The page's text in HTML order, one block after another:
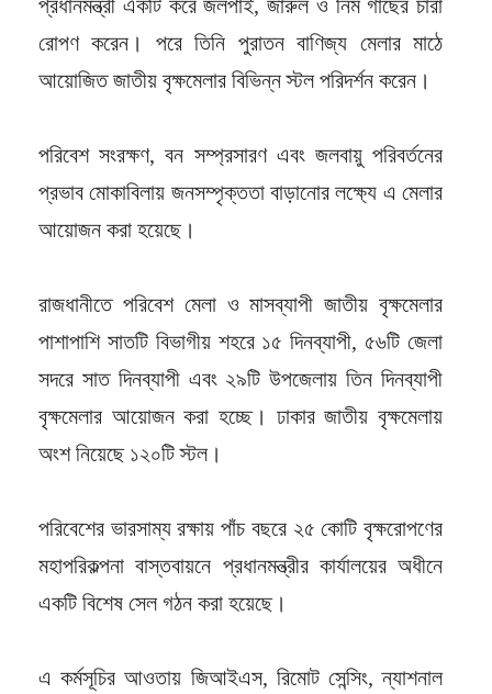
প্রধানমন্ত্রী একটি করে জলপাই, জারুল ও নিম গাছের চারা
রোপণ করেন। পরে তিনি পুরাতন বাণিজ্য মেলার মাঠে
আয়োজিত জাতীয় বৃক্ষমেলার বিভিন্ন স্টল পরিদর্শন করেন।
পরিবেশ সংরক্ষণ, বন সম্প্রসারণ এবং জলবায়ু পরিবর্তনের
প্রভাব মোকাবিলায় জনসম্পৃক্ততা বাড়ানোর লক্ষ্যে এ মেলার
আয়োজন করা হয়েছে।
রাজধানীতে পরিবেশ মেলা ও মাসব্যাপী জাতীয় বৃক্ষমেলার
পাশাপাশি সাতটি বিভাগীয় শহরে ১৫ দিনব্যাপী, ৫৬টি জেলা
সদরে সাত দিনব্যাপী এবং ২৯টি উপজেলায় তিন দিনব্যাপী
বৃক্ষমেলার আয়োজন করা হচ্ছে। ঢাকার জাতীয় বৃক্ষমেলায়
অংশ নিয়েছে ১২০টি স্টল।
পরিবেশের ভারসাম্য রক্ষায় পাঁচ বছরে ২৫ কোটি বৃক্ষরোপণের
মহাপরিকল্পনা বাস্তবায়নে প্রধানমন্ত্রীর কার্যালয়ের অধীনে
একটি বিশেষ সেল গঠন করা হয়েছে।
এ কর্মসূচির আওতায় জিআইএস, রিমোট সেন্সিং, ন্যাশনাল